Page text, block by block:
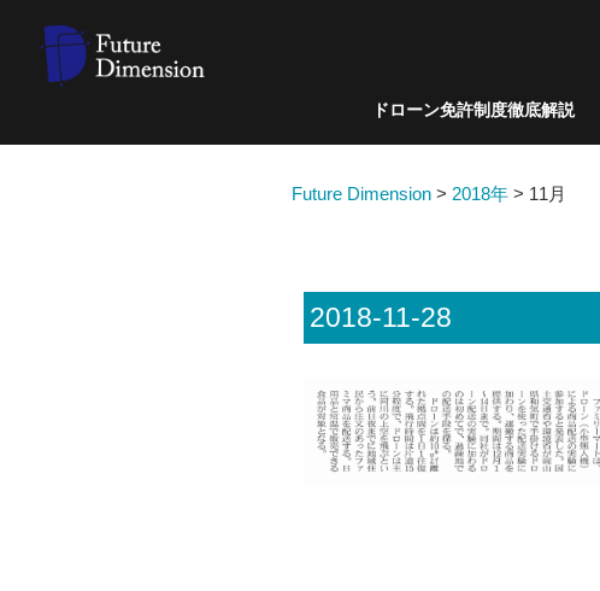
ドローン免許制度徹底解説
Future Dimension > 2018年 > 11月
2018-11-28